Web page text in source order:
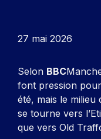
27 mai 2026
Selon BBC
font pression
été, mais le
se tourne vers
que vers Old